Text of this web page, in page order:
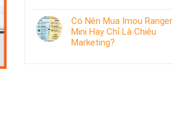
Có Nên Mua Imou Ranger
Mini Hay Chỉ Là Chiêu
Marketing?